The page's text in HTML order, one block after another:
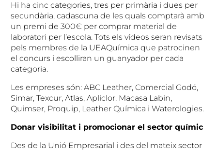
Hi ha cinc categories, tres per primària i dues per
secundària, cadascuna de les quals comptarà amb
un premi de 300€ per comprar material de
laboratori per l’escola. Tots els vídeos seran revisats
pels membres de la UEAQuímica que patrocinen
el concurs i escolliran un guanyador per cada
categoria.
Les empreses són: ABC Leather, Comercial Godó,
Simar, Texcur, Atlas, Apliclor, Macasa Labin,
Quimser, Proquip, Leather Química i Waterologies.
Donar visibilitat i promocionar el sector químic
Des de la Unió Empresarial i des del mateix sector